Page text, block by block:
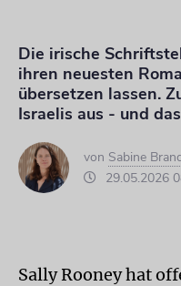
Die irische
ihren neuesten
übersetzen lassen.
Israelis aus - und
von Sabine
29.05.2026
Sally Rooney hat